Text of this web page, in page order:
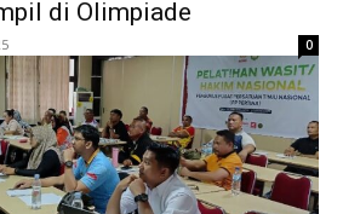
di Olimpiade
0